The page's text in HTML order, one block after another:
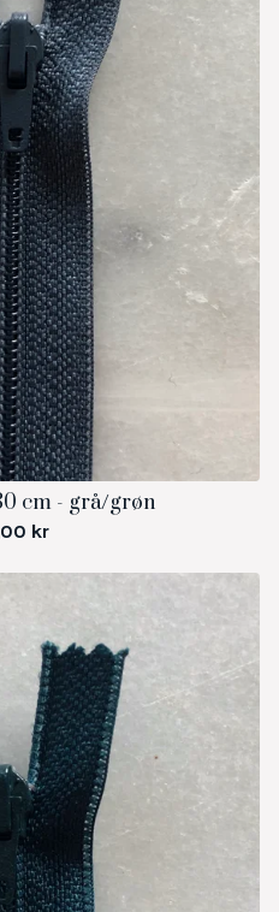
cm - grå/grøn
kr